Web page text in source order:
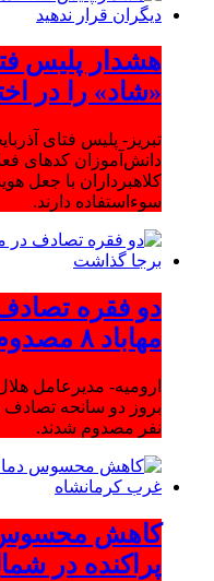
هشدار پلیس
«شاد» را در
تبریز- پلیس فتای
دانش‌آموزان کدهای
کلاهبرداران با جعل
سوءاستفاده دارند.
دو فقره
مهاباد ۸ مصدوم برجا گذاشت
ارومیه- مدیرعامل
نفر مصدوم شدند.
کاهش محسوس
پراکنده در